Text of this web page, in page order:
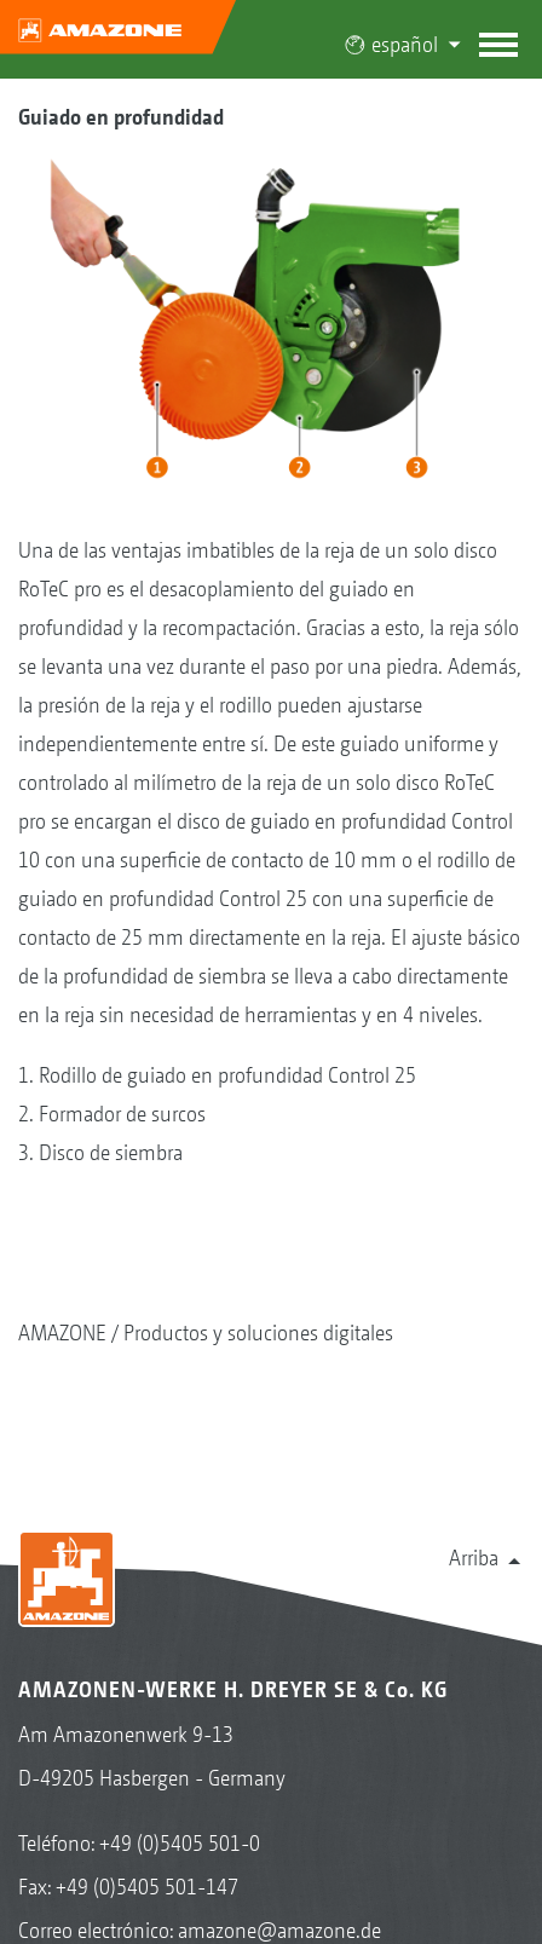
español
Guiado en profundidad
Una de las ventajas imbatibles de la reja de un solo disco
RoTeC pro es el desacoplamiento del guiado en
profundidad y la recompactación. Gracias a esto, la reja sólo
se levanta una vez durante el paso por una piedra. Además,
la presión de la reja y el rodillo pueden ajustarse
independientemente entre sí. De este guiado uniforme y
controlado al milímetro de la reja de un solo disco RoTeC
pro se encargan el disco de guiado en profundidad Control
10 con una superficie de contacto de 10 mm o el rodillo de
guiado en profundidad Control 25 con una superficie de
contacto de 25 mm directamente en la reja. El ajuste básico
de la profundidad de siembra se lleva a cabo directamente
en la reja sin necesidad de herramientas y en 4 niveles.
1. Rodillo de guiado en profundidad Control 25
2. Formador de surcos
3. Disco de siembra
AMAZONE Productos y soluciones digitales
Arriba
AMAZONEN-WERKE H. DREYER SE & Co. KG
Am Amazonenwerk 9-13
D-49205 Hasbergen - Germany
Teléfono:+49 (0)5405 501-0
Fax: +49 (0)5405 501-147
Correo electrónico: amazone@amazone.de